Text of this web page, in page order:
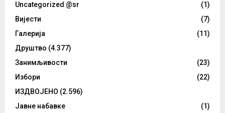
Uncategorized @sr
(1)
Вијести
(7)
Галерија
(11)
Друштво (4.377)
Занимљивости
(23)
Избори
(22)
ИЗДВОЈЕНО (2.596)
Јавне набавке
(1)